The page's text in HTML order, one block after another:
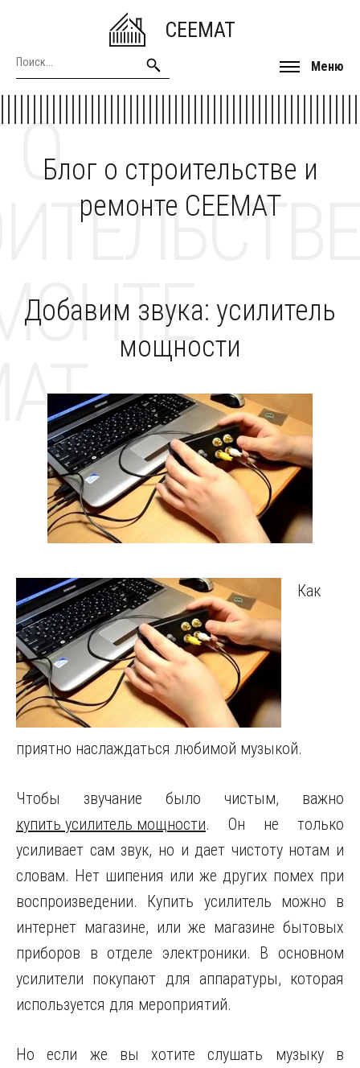
CEEMAT
Меню
Блог о строительстве и
ремонте CEEMAT
О
Добавим звука: усилитель
мощности
Как
приятно наслаждаться любимой музыкой.
Чтобы звучание было чистым, важно
купить усилитель мощности. Он не только
усиливает сам звук, но и дает чистоту нотам и
словам. Нет шипения или же других помех при
воспроизведении. Купить усилитель можно в
интернет магазине, или же магазине бытовых
приборов в отделе электроники. В основном
усилители покупают для аппаратуры, которая
используется для мероприятий.
Но если же вы хотите слушать музыку в